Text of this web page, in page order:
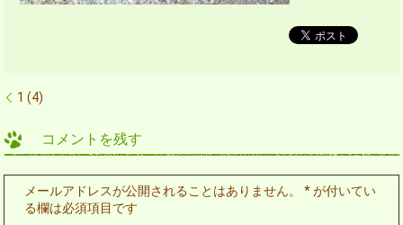
1 (4)
コメントを残す
メールアドレスが公開されることはありません。 *が付いてい
る欄は必須項目です